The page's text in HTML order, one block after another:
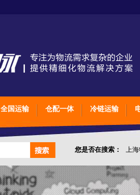
全国运输 仓配一体 冷链运输
您是否在搜索： 上
上海物流运输 上海